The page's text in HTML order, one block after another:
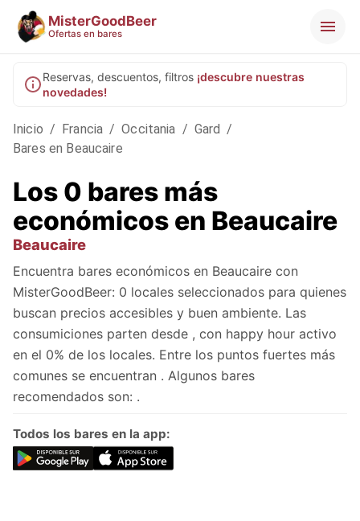
MisterGoodBeer
Ofertas en bares
Reservas, descuentos, filtros ¡descubre nuestras
novedades!
Inicio / Francia / Occitania / Gard /
Bares en Beaucaire
Los 0 bares más
económicos en Beaucaire
Beaucaire
Encuentra bares económicos en Beaucaire con
MisterGoodBeer: 0 locales seleccionados para quienes
buscan precios accesibles y buen ambiente. Las
consumiciones parten desde , con happy hour activo
en el 0% de los locales. Entre los puntos fuertes más
comunes se encuentran . Algunos bares
recomendados son: .
Todos los bares en la app: